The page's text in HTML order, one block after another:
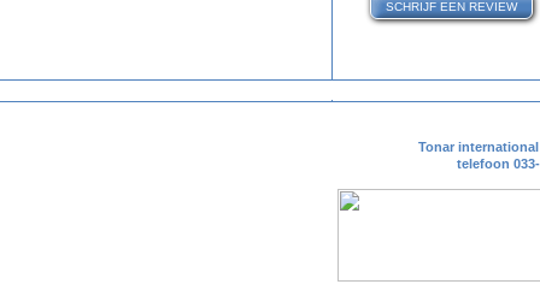
Tonar
telefoon